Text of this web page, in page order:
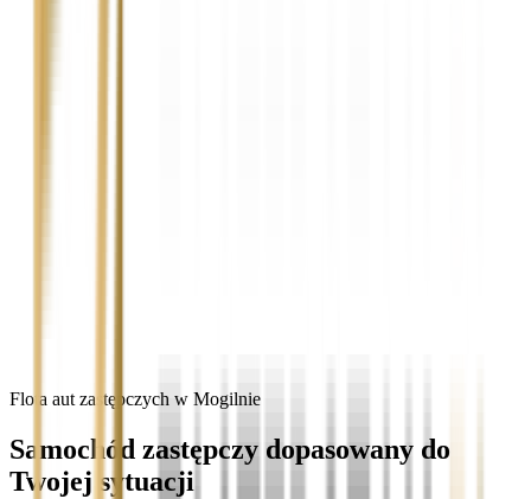
Flota aut zastępczych w Mogilnie
Samochód zastępczy dopasowany do
Twojej sytuacji